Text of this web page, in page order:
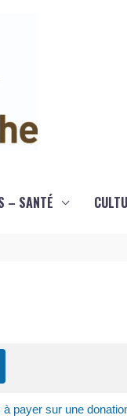
– SANTÉ
payer sur une